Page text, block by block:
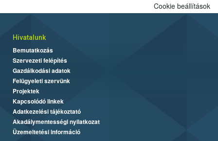
Cookie beállítások
Hivatalunk
Bemutatkozás
Szervezeti felépítés
Gazdálkodási adatok
Felügyeleti szervünk
Projektek
Kapcsolódó linkek
Adatkezelési tájékoztató
Akadálymentességi nyilatkozat
Üzemeltetési információ